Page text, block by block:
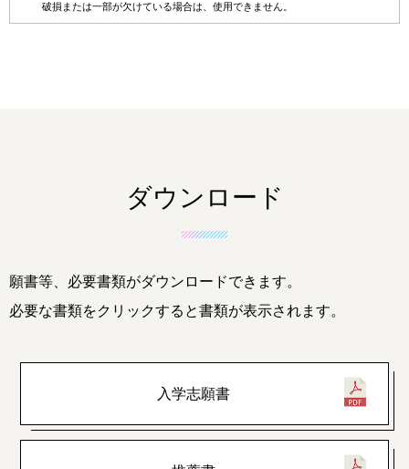
破損または一部が欠けている場合は、使用できません。
ダウンロード
願書等、必要書類がダウンロードできます。
必要な書類をクリックすると書類が表示されます。
入学志願書